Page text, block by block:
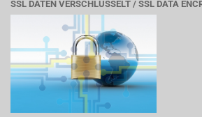
SSL DATEN VERSCHLÜSSELT / SSL DATA